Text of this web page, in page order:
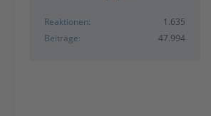
Reaktionen
1.635
Beiträge
47.994